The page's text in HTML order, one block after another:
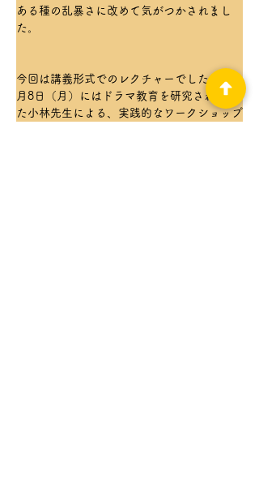
ある種の乱暴さに改めて気がつかされまし
た。
今回は講義形式でのレクチャーでしたが、9
月8日（月）にはドラマ教育を研究されてき
た小林先生による、実践的なワークショップ